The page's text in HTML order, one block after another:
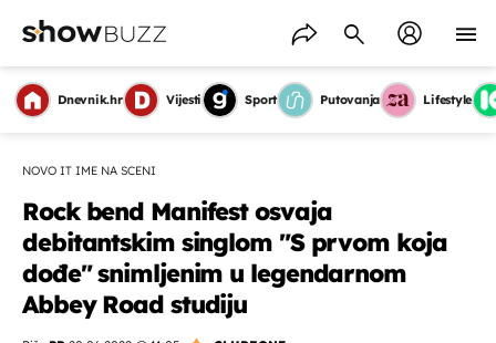
Dnevnik.hr Vijesti Sport Putovanja Lifestyle
NOVO IT IME NA SCENI
Rock bend Manifest osvaja
debitantskim singlom "S prvom koja
dođe" snimljenim u legendarnom
Abbey Road studiju